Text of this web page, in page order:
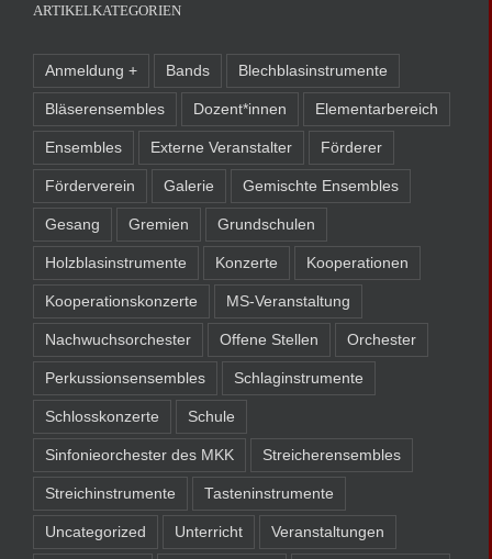
ARTIKELKATEGORIEN
Anmeldung + Bands Blechblasinstrumente
Bläserensembles Dozent*innen Elementarbereich
Ensembles Externe Veranstalter Förderer
Förderverein Galerie Gemischte Ensembles
Gesang Gremien Grundschulen
Holzblasinstrumente Konzerte Kooperationen
Kooperationskonzerte MS-Veranstaltung
Nachwuchsorchester Offene Stellen Orchester
Perkussionsensembles Schlaginstrumente
Schlosskonzerte Schule
Sinfonieorchester des MKK Streicherensembles
Streichinstrumente Tasteninstrumente
Uncategorized Unterricht Veranstaltungen